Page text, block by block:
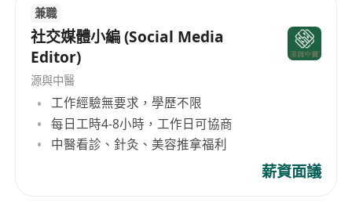
兼職
社交媒體小編 (Social Media
Editor)
源與中醫
工作經驗無要求，學歷不限
每日工時4-8小時，工作日可協商
中醫看診、針灸、美容推拿福利
薪資面議